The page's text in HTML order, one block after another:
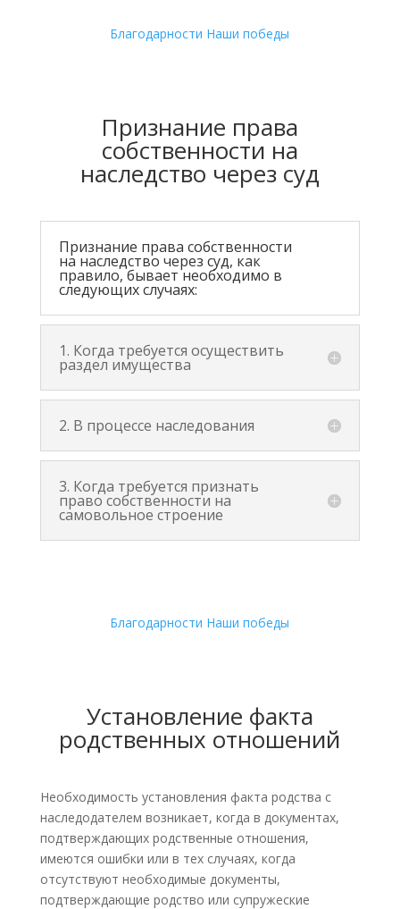
Благодарности Наши победы
Признание права
собственности на
наследство через суд
Признание права собственности
на наследство через суд, как
правило, бывает необходимо в
следующих случаях:
1. Когда требуется осуществить
раздел имущества
2. В процессе наследования
3. Когда требуется признать
право собственности на
самовольное строение
Благодарности Наши победы
Установление факта
родственных отношений
Необходимость установления факта родства с
наследодателем возникает, когда в документах,
подтверждающих родственные отношения,
имеются ошибки или в тех случаях, когда
отсутствуют необходимые документы,
подтверждающие родство или супружеские